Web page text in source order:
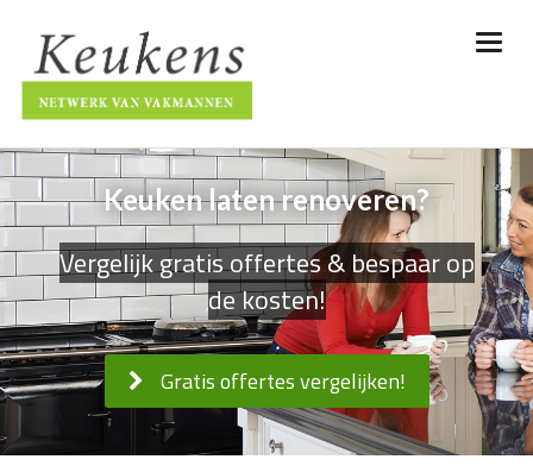
Keuken laten renoveren?
Vergelijk gratis offertes & bespaar op
de kosten!
Gratis offertes vergelijken!